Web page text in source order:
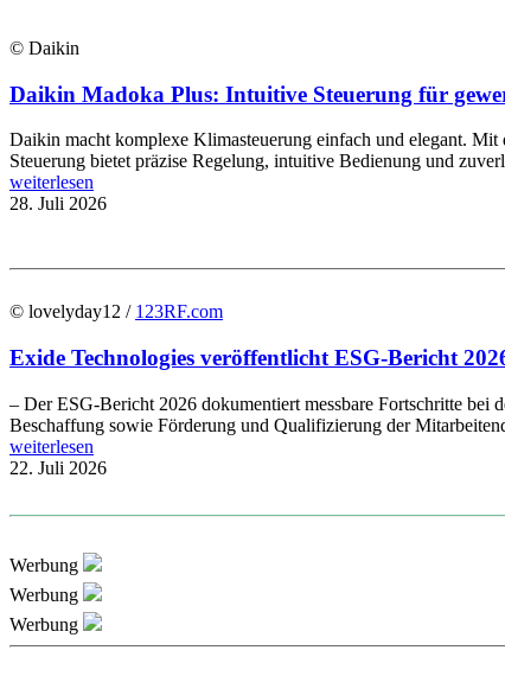
© Daikin
Daikin Madoka Plus: Intuitive Steuerung für
Daikin macht komplexe Klimasteuerung einfach und elegant.
Steuerung bietet präzise Regelung, intuitive Bedienung und
weiterlesen
28. Juli 2026
© lovelyday12 / 123RF.com
Exide Technologies veröffentlicht ESG-Bericht
– Der ESG-Bericht 2026 dokumentiert messbare Fortschritte
Beschaffung sowie Förderung und Qualifizierung der
weiterlesen
22. Juli 2026
Werbung
Werbung
Werbung